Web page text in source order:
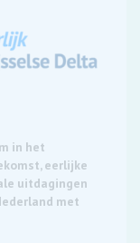
in het
eerlijke
uitdagingen
met